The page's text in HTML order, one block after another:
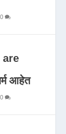
0
are
आहेत
0